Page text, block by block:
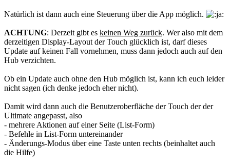
Natürlich ist dann auch eine Steuerung über die App möglich.
ACHTUNG: Derzeit gibt es keinen Weg zurück. Wer also mit dem
derzeitigen Display-Layout der Touch glücklich ist, darf dieses
Update auf keinen Fall vornehmen, muss dann jedoch auch auf den
Hub verzichten.
Ob ein Update auch ohne den Hub möglich ist, kann ich euch leider
nicht sagen (ich denke jedoch eher nicht).
Damit wird dann auch die Benutzeroberfläche der Touch der der
Ultimate angepasst, also
- mehrere Aktionen auf einer Seite (List-Form)
- Befehle in List-Form untereinander
- Änderungs-Modus über eine Taste unten rechts (beinhaltet auch
die Hilfe)